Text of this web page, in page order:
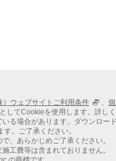
）ウェブサイトご利用条件 、
してCookieを使用します。詳しく
る場合があります。ダウンロー
。ご了承ください。
、あらかじめご了承ください。
工費等は含まれておりません。